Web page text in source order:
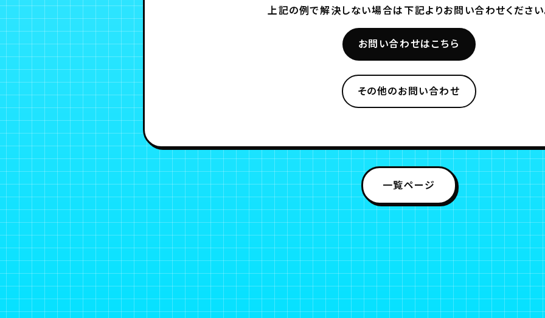
上記の例で解決しない場合は下記よりお問い合わせください
お問い合わせはこちら
その他のお問い合わせ
一覧ページ